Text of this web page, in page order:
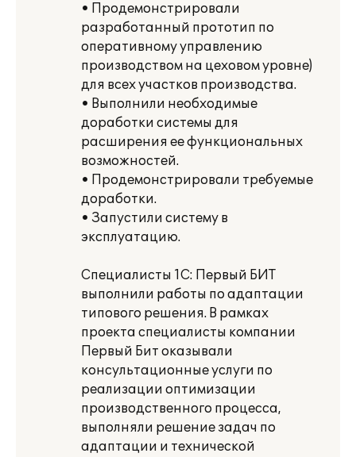
• Продемонстрировали
разработанный прототип по
оперативному управлению
производством на цеховом уровне)
для всех участков производства.
• Выполнили необходимые
доработки системы для
расширения ее функциональных
возможностей.
• Продемонстрировали требуемые
доработки.
• Запустили систему в
эксплуатацию.
Специалисты 1С: Первый БИТ
выполнили работы по адаптации
типового решения. В рамках
проекта специалисты компании
Первый Бит оказывали
консультационные услуги по
реализации оптимизации
производственного процесса,
выполняли решение задач по
адаптации и технической